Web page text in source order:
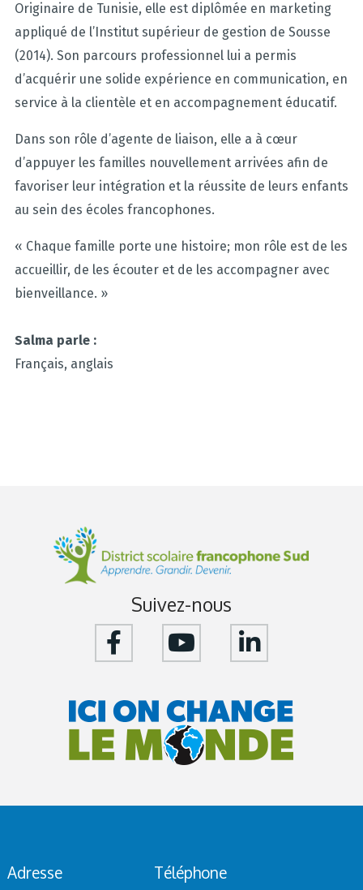
Originaire de Tunisie, elle est diplômée en marketing
appliqué de l’Institut supérieur de gestion de Sousse
(2014). Son parcours professionnel lui a permis
d’acquérir une solide expérience en communication, en
service à la clientèle et en accompagnement éducatif.
Dans son rôle d’agente de liaison, elle a à cœur
d’appuyer les familles nouvellement arrivées afin de
favoriser leur intégration et la réussite de leurs enfants
au sein des écoles francophones.
« Chaque famille porte une histoire; mon rôle est de les
accueillir, de les écouter et de les accompagner avec
bienveillance. »
Salma parle :
Français, anglais
Suivez-nous
Adresse Téléphone